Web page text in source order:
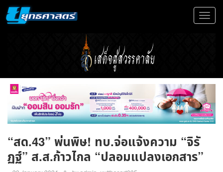
Toggle
“สด.43” พ่นพิษ! ทบ.จ่อแจ้งความ “จิรั
ฏฐ์” ส.ส.ก้าวไกล “ปลอมแปลงเอกสาร”